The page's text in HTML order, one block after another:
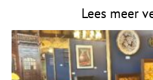
Lees meer